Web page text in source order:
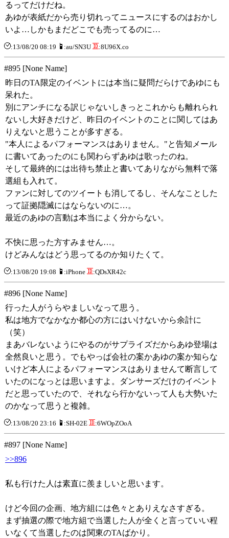
るってだけだね。
あゆが表紙だから売り切れってニュースにするのはおかし
いよ…しかもまだどこでも売ってるのに…
:13/08/20 08:19 :au/SN3U :8U96X.co
#895 [None Name]
昨日のTA限定のイベントには本当に疑問だらけであゆにも
呆れた。
別にアンチになる訳じゃないしきっとこれからも離れられ
ないし大好きだけど、昨日のイベントのことに関してはあ
りえないと思うことが多すぎる。
"本人によるパフォーマンスはありません。"と告知メール
に書いてあったのにも関わらずあゆは歌ったのね。
そして最終的には出待ち禁止と書いてありながら無料で落
選組も入れて。
ファンに対してのツイートも消してるし、そんなことした
って証拠隠滅にはならないのに…。
最近のあゆの言動は本当によく分からない。
不快に思った方すみません…。
けどみんなはどう思ってるのか知りたくて。
:13/08/20 19:08 :iPhone :QDsXR42c
#896 [None Name]
行った人がうらやましいなって思う。
私は地方でなかなか都心の方にはいけないから余計に
（笑）
まあバレないようにやるのがサプライズだからあゆ登場は
全然良いと思う。でもやっぱ会社の案かあゆの案か知らな
いけど本人によるパフォーマンスはありませんて断言して
いたのになっとは思いますよ。ダンサーズだけのイベント
だと思っていたので、それなら行かないって人も大勢いた
のかなって思うと複雑。
:13/08/20 23:16 :SH-02E :6WOpZOoA
#897 [None Name]
>>896
私も行けた人は素直に羨ましいと思います。
けど今回の企画、地方組には色々とありえなさすぎる。
まず抽選の際で地方組で当選した人が全くと言っていい程
いなくて当選したのは関東のTAばかり。